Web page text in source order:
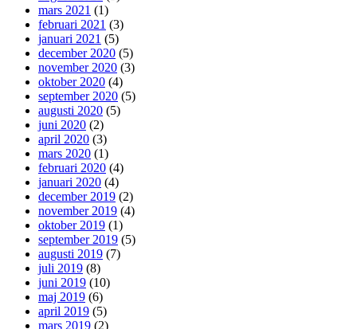
mars 2021 (1)
februari 2021 (3)
januari 2021 (5)
december 2020 (5)
november 2020 (3)
oktober 2020 (4)
september 2020 (5)
augusti 2020 (5)
juni 2020 (2)
april 2020 (3)
mars 2020 (1)
februari 2020 (4)
januari 2020 (4)
december 2019 (2)
november 2019 (4)
oktober 2019 (1)
september 2019 (5)
augusti 2019 (7)
juli 2019 (8)
juni 2019 (10)
maj 2019 (6)
april 2019 (5)
mars 2019 (2)